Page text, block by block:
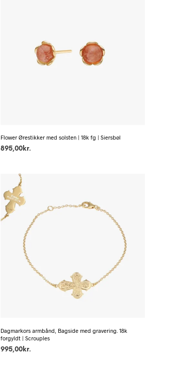
Flower Ørestikker med solsten | 18k fg | Siersbøl
895,00kr.
Dagmarkors armbånd, Bagside med gravering. 18k
forgyldt | Scrouples
995,00kr.